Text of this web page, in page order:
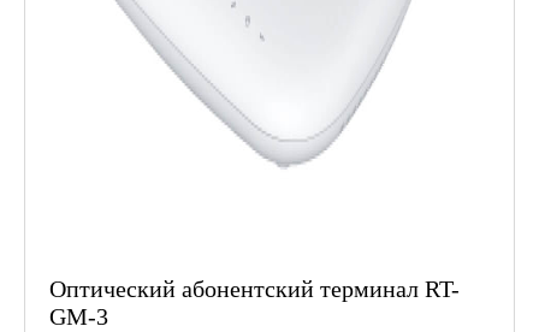
Оптический абонентский терминал RT-
GM-3